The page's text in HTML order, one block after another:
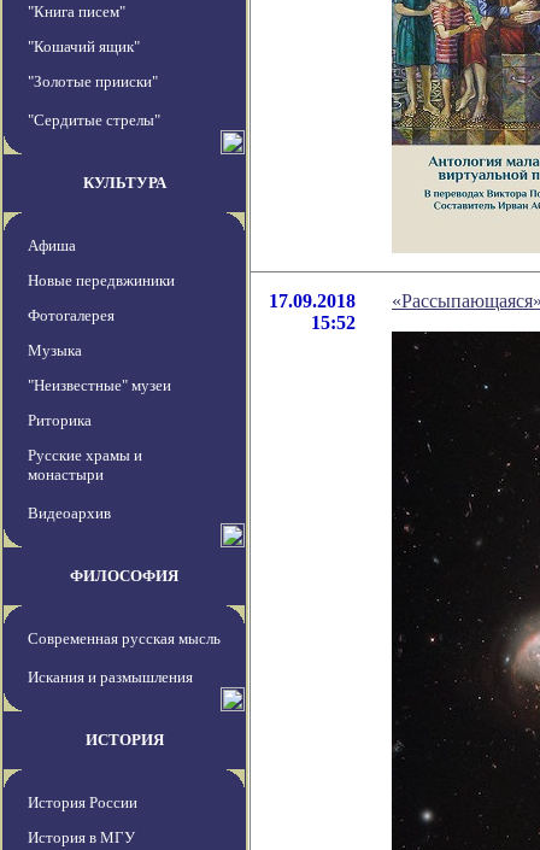
"Книга писем"
"Кошачий ящик"
"Золотые прииски"
"Сердитые стрелы"
КУЛЬТУРА
Афиша
Новые передвжиники
Фотогалерея
Музыка
"Неизвестные" музеи
Риторика
Русские храмы и
монастыри
Видеоархив
ФИЛОСОФИЯ
Современная русская мысль
Искания и размышления
ИСТОРИЯ
История России
История в МГУ
17.09.2018
15:52